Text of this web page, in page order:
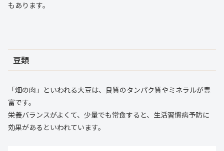
もあります。
豆類
「畑の肉」といわれる大豆は、良質のタンパク質やミネラルが豊
富です。
栄養バランスがよくて、少量でも常食すると、生活習慣病予防に
効果があるといわれています。